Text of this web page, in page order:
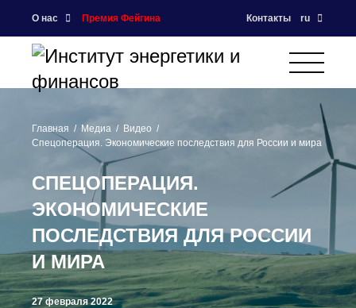
О нас Премия Фейгина Контакты ru
Главная Медиа
Видео
Спецоперация. Экономические последствия для России и мира
СПЕЦОПЕРАЦИЯ.
ЭКОНОМИЧЕСКИЕ
ПОСЛЕДСТВИЯ ДЛЯ РОССИИ
И МИРА
27 февраля 2022